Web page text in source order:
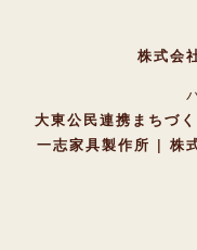
株式会
大東公民連携まちづ
一志家具製作所
株